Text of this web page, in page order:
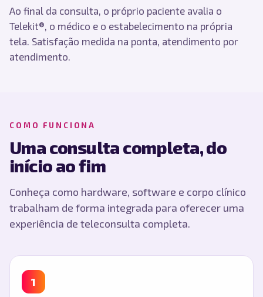
Ao final da consulta, o próprio paciente avalia o
Telekit®, o médico e o estabelecimento na própria
tela. Satisfação medida na ponta, atendimento por
atendimento.
COMO FUNCIONA
Uma consulta completa, do
início ao fim
Conheça como hardware, software e corpo clínico
trabalham de forma integrada para oferecer uma
experiência de teleconsulta completa.
1